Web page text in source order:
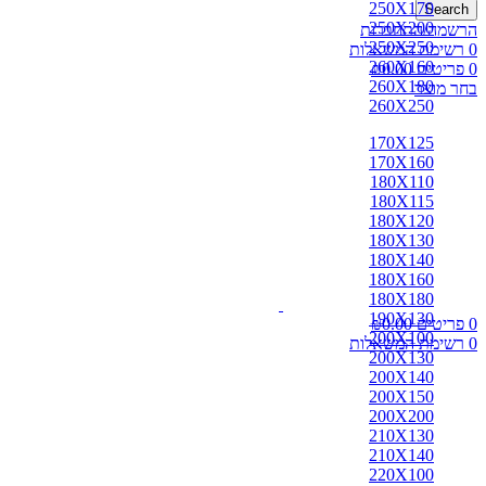
Search
הרשמה/התחברות
0 רשימת המשאלות
0 פריטים ₪0.00
בחר מוצר
0 פריטים ₪0.00
0 רשימת המשאלות
250X170
250X200
250X250
260X160
260X180
260X250
170X125
170X160
180X110
180X115
180X120
180X130
180X140
180X160
180X180
190X130
200X100
200X130
200X140
200X150
200X200
210X130
210X140
220X100